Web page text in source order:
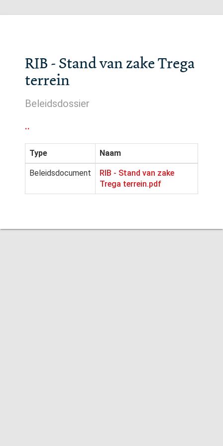
RIB - Stand van zake Trega
terrein
Beleidsdossier
..
Type Naam
Beleidsdocument
RIB - Stand van zake
Trega terrein.pdf